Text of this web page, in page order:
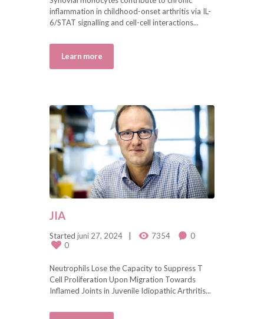
inflammation in childhood-onset arthritis via IL-
6/STAT signalling and cell-cell interactions...
Learn more
JIA
Started juni 27, 2024 7354
0
0
Neutrophils Lose the Capacity to Suppress T
Cell Proliferation Upon Migration Towards
Inflamed Joints in Juvenile Idiopathic Arthritis...